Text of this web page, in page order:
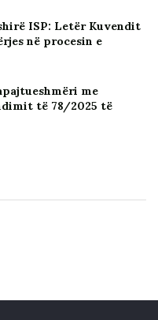
ISP: Letër Kuvendit
në procesin e
me
të 78/2025 të